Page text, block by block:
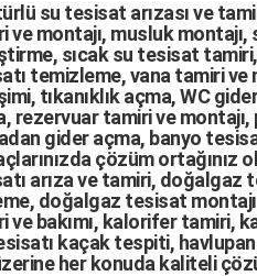
su tesisat arızasıve
vemontajı, musluk montajı,
sıcak su tesisat tamiri,
temizleme,vana tamirive
, tıkanıklık açma,WC
, rezervuar tamirive montajı,
gider açma, banyo
çözüm ortağınız
arızave tamiri, doğalgaz
doğalgaz tesisat montajı
ve bakımı, kalorifer tamiri,
kaçak tespiti,
her konuda kaliteli